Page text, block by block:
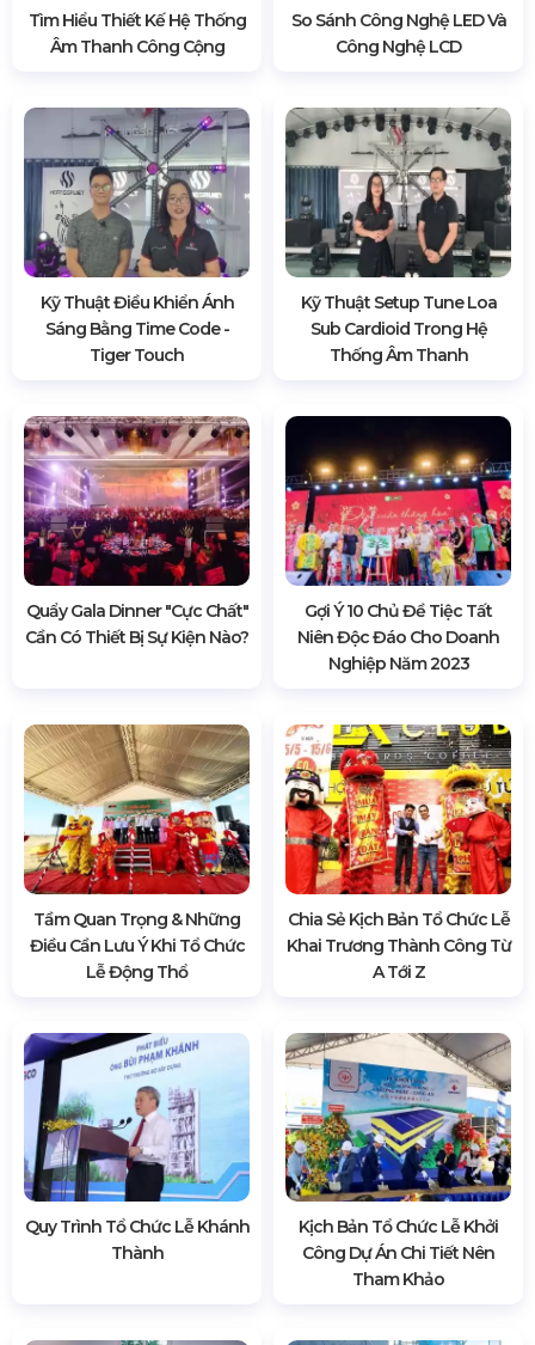
Tìm Hiểu Thiết Kế Hệ Thống
Âm Thanh Công Cộng
So Sánh Công Nghệ LED Và
Công Nghệ LCD
Kỹ Thuật Điều Khiển Ánh
Sáng Bằng Time Code -
Tiger Touch
Kỹ Thuật Setup Tune Loa
Sub Cardioid Trong Hệ
Thống Âm Thanh
Quẩy Gala Dinner "cực Chất"
Cần Có Thiết Bị Sự Kiện Nào?
Gợi Ý 10 Chủ Đề Tiệc Tất
Niên Độc Đáo Cho Doanh
Nghiệp Năm 2023
Tầm Quan Trọng & Những
Điều Cần Lưu Ý Khi Tổ Chức
Lễ Động Thổ
Chia Sẻ Kịch Bản Tổ Chức Lễ
Khai Trương Thành Công Từ
A Tới Z
Quy Trình Tổ Chức Lễ Khánh
Thành
Kịch Bản Tổ Chức Lễ Khởi
Công Dự Án Chi Tiết Nên
Tham Khảo